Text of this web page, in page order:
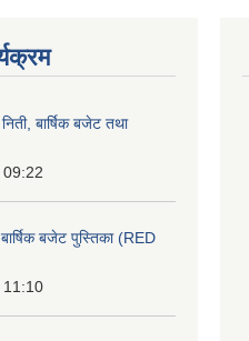
बार्षिक बजेट तथा
बजेट पुस्तिका (RED